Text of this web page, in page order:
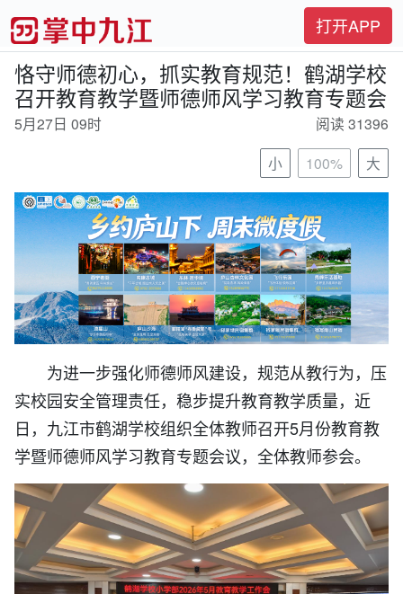
打开APP
恪守师德初心，抓实教育规范！鹤湖学校
召开教育教学暨师德师风学习教育专题会
5月27日 09时
阅读 31396
小
100% 大
为进一步强化师德师风建设，规范从教行为，压
实校园安全管理责任，稳步提升教育教学质量，近
日，九江市鹤湖学校组织全体教师召开5月份教育教
学暨师德师风学习教育专题会议，全体教师参会。